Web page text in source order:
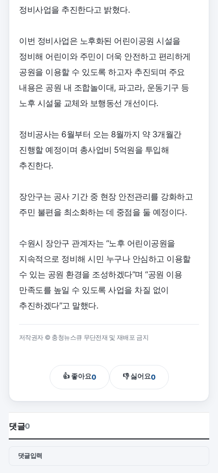
정비사업을 추진한다고 밝혔다.
이번 정비사업은 노후화된 어린이공원 시설을
정비해 어린이와 주민이 더욱 안전하고 편리하게
공원을 이용할 수 있도록 하고자 추진되며 주요
내용은 공원 내 조합놀이대, 파고라, 운동기구 등
노후 시설물 교체와 보행동선 개선이다.
정비공사는 6월부터 오는 8월까지 약 3개월간
진행할 예정이며 총사업비 5억원을 투입해
추진한다.
장안구는 공사 기간 중 현장 안전관리를 강화하고
주민 불편을 최소화하는 데 중점을 둘 예정이다.
수원시 장안구 관계자는 “노후 어린이공원을
지속적으로 정비해 시민 누구나 안심하고 이용할
수 있는 공원 환경을 조성하겠다”며 “공원 이용
만족도를 높일 수 있도록 사업을 차질 없이
추진하겠다”고 말했다.
저작권자 © 충청뉴스큐 무단전재 및 재배포 금지
👍 좋아요0 👎 싫어요0
댓글0
댓글입력